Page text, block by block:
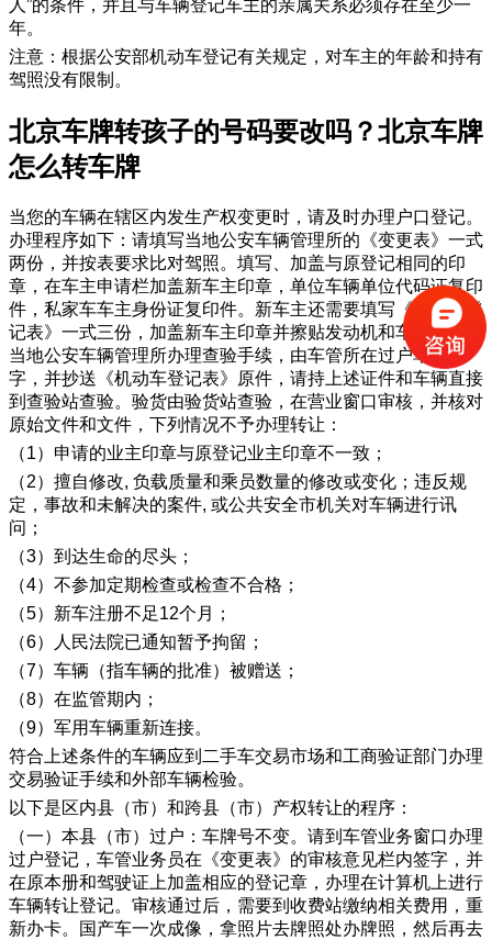
人”的条件，并且与车辆登记车主的亲属关系必须存在至少一
年。
注意：根据公安部机动车登记有关规定，对车主的年龄和持有
驾照没有限制。
​北京车牌转孩子的号码要改吗？北京车牌
怎么转车牌
当您的车辆在辖区内发生产权变更时，请及时办理户口登记。
办理程序如下：请填写当地公安车辆管理所的《变更表》一式
两份，并按表要求比对驾照。填写、加盖与原登记相同的印
章，在车主申请栏加盖新车主印章，单位车辆单位代码证复印
件，私家车车主身份证复印件。新车主还需要填写《机动车登
记表》一式三份，加盖新车主印章并擦贴发动机和车架号，到
当地公安车辆管理所办理查验手续，由车管所在过户单上签
字，并抄送《机动车登记表》原件，请持上述证件和车辆直接
到查验站查验。验货由验货站查验，在营业窗口审核，并核对
原始文件和文件，下列情况不予办理转让：
（1）申请的业主印章与原登记业主印章不一致；
（2）擅自修改, 负载质量和乘员数量的修改或变化；违反规
定，事故和未解决的案件, 或公共安全市机关对车辆进行讯
问；
（3）到达生命的尽头；
（4）不参加定期检查或检查不合格；
（5）新车注册不足12个月；
（6）人民法院已通知暂予拘留；
（7）车辆（指车辆的批准）被赠送；
（8）在监管期内；
（9）军用车辆重新连接。
符合上述条件的车辆应到二手车交易市场和工商验证部门办理
交易验证手续和外部车辆检验。
以下是区内县（市）和跨县（市）产权转让的程序：
（一）本县（市）过户：车牌号不变。请到车管业务窗口办理
过户登记，车管业务员在《变更表》的审核意见栏内签字，并
在原本册和驾驶证上加盖相应的登记章，办理在计算机上进行
车辆转让登记。审核通过后，需要到收费站缴纳相关费用，重
新办卡。国产车一次成像，拿照片去牌照处办牌照，然后再去